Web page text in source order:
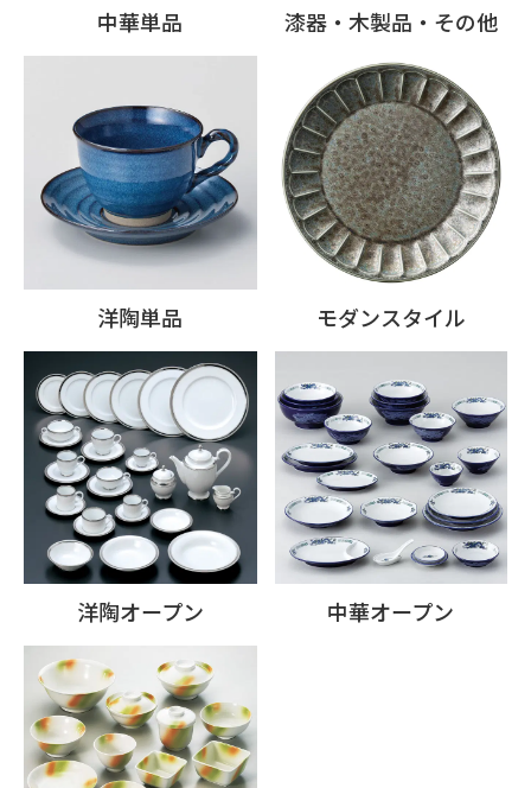
中華単品 漆器・木製品・その他
洋陶単品 モダンスタイル
洋陶オープン 中華オープン